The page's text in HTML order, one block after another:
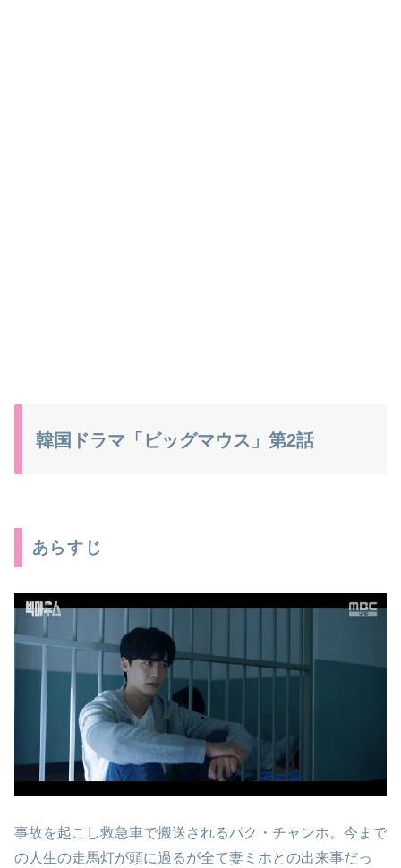
韓国ドラマ「ビッグマウス」第2話
あらすじ
事故を起こし救急車で搬送されるパク・チャンホ。今まで
の人生の走馬灯が頭に過るが全て妻ミホとの出来事だっ